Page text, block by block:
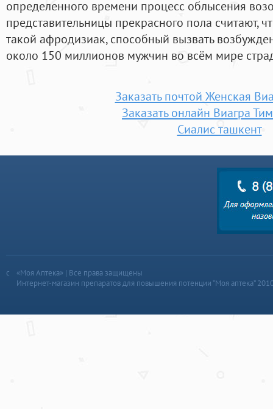
определенного времени процесс облысения
представительницы прекрасного пола считают,
такой афродизиак, способный вызвать
около 150 миллионов мужчин во всём мире
Заказать почтой Женская
Заказать онлайн Виагра
Сиалис ташкент
«Моя Аптека» | Все права защищены
Интернет-магазин препаратов для повышения потенции “Моя аптека”